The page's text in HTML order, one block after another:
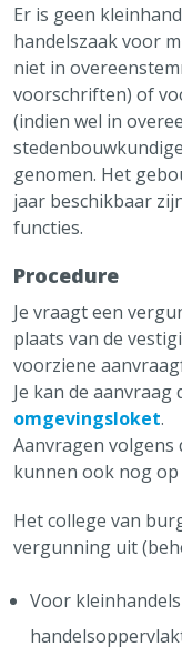
Er is geen
handelszaak voor
niet in
voorschriften) of
(indien wel in
genomen. Het
jaar beschikbaar
functies.
Procedure
Je vraagt een
plaats van de
voorziene
Je kan de
omgevingsloket.
Aanvragen volgens
kunnen ook nog
Het college van
vergunning uit
Voor